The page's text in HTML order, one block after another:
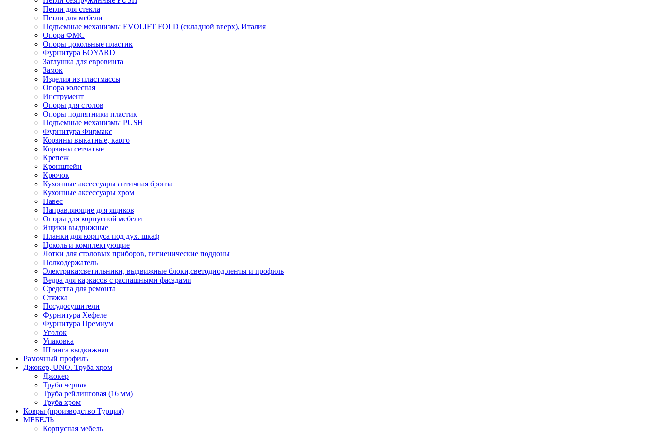
Петли для стекла
Петли для мебели
Подъемные механизмы EVOLIFT FOLD (складной вверх), Италия
Опора ФМС
Опоры цокольные пластик
Фурнитура BOYARD
Заглушка для евровинта
Замок
Изделия из пластмассы
Опора колесная
Инструмент
Опоры для столов
Опоры подпятники пластик
Подъемные механизмы PUSH
Фурнитура Фирмакс
Корзины выкатные, карго
Корзины сетчатые
Крепеж
Кронштейн
Крючок
Кухонные аксессуары античная бронза
Кухонные аксессуары хром
Навес
Направляющие для ящиков
Опоры для корпусной мебели
Ящики выдвижные
Планки для корпуса под дух. шкаф
Цоколь и комплектующие
Лотки для столовых приборов, гигиенические поддоны
Полкодержатель
Электрика:светильники, выдвижные блоки,светодиод.ленты и профиль
Ведра для каркасов с распашными фасадами
Средства для ремонта
Стяжка
Посудосушители
Фурнитура Хефеле
Фурнитура Премиум
Уголок
Упаковка
Штанга выдвижная
Рамочный профиль
Джокер, UNO. Труба хром
Джокер
Труба черная
Труба рейлинговая (16 мм)
Труба хром
Ковры (производство Турция)
МЕБЕЛЬ
Корпусная мебель